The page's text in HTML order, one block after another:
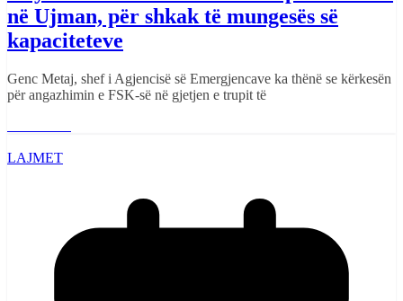
në Ujman, për shkak të mungesës së
kapaciteteve
Genc Metaj, shef i Agjencisë së Emergjencave ka thënë se kërkesën
për angazhimin e FSK-së në gjetjen e trupit të
LAJMET